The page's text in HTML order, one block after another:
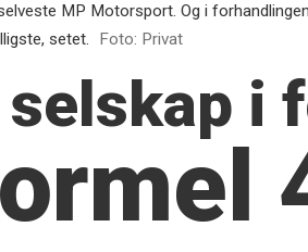
MP Motorsport. Og i
setet.
Foto: Privat
i